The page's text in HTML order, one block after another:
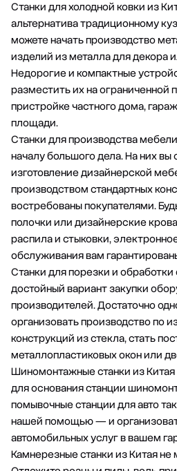
Станки для холодной ковки из
альтернатива традиционному
можете начать производство
изделий из металла для декора
Недорогие и компактные
разместить их на ограниченной
пристройке частного дома,
площади.
Станки для производства
началу большого дела. На них вы
изготовление дизайнерской
производством стандартных
востребованы покупателями.
полочки или дизайнерские
распила и стыковки,
обслуживания вам
Станки для порезки и
достойный вариант закупки
производителей. Достаточно
организовать производство по
конструкций из стекла, стать
металлопластиковых окон или
Шиномонтажные станки из
для основания станции
помывочные станции для авто
нашей помощью — и
автомобильных услуг в вашем
Камнерезные станки из Китая